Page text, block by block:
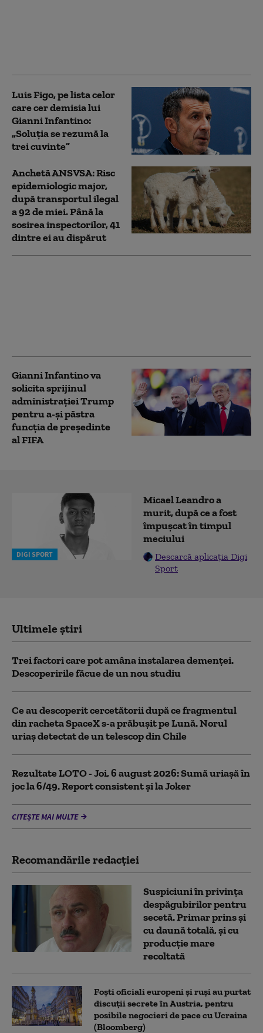
Luis Figo, pe lista celor
care cer demisia lui
Gianni Infantino:
„Soluţia se rezumă la
trei cuvinte”
Anchetă ANSVSA: Risc
epidemiologic major,
după transportul ilegal
a 92 de miei. Până la
sosirea inspectorilor, 41
dintre ei au dispărut
Gianni Infantino va
solicita sprijinul
administraţiei Trump
pentru a-şi păstra
funcţia de preşedinte
al FIFA
DIGI SPORT
Micael Leandro a
murit, după ce a fost
împușcat în timpul
meciului
Descarcă aplicația Digi
Sport
Ultimele știri
Trei factori care pot amâna instalarea demenţei.
Descoperirile făcue de un nou studiu
Ce au descoperit cercetătorii după ce fragmentul
din racheta SpaceX s-a prăbușit pe Lună. Norul
uriaș detectat de un telescop din Chile
Rezultate LOTO - Joi, 6 august 2026: Sumă uriașă în
joc la 6/49. Report consistent și la Joker
CITEȘTE MAI MULTE
Recomandările redacţiei
Suspiciuni în privința
despăgubirilor pentru
secetă. Primar prins și
cu daună totală, și cu
producție mare
recoltată
Foști oficiali europeni și ruși au purtat
discuții secrete în Austria, pentru
posibile negocieri de pace cu Ucraina
(Bloomberg)